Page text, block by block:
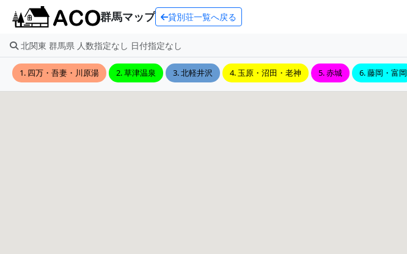
群馬マップ 貸別荘一覧へ戻る
北関東 群馬県 人数指定なし 日付指定なし
1. 四万・吾妻・川原湯 2. 草津温泉 3. 北軽井沢 4. 玉原・沼田・老神 5. 赤城 6. 藤岡・富岡